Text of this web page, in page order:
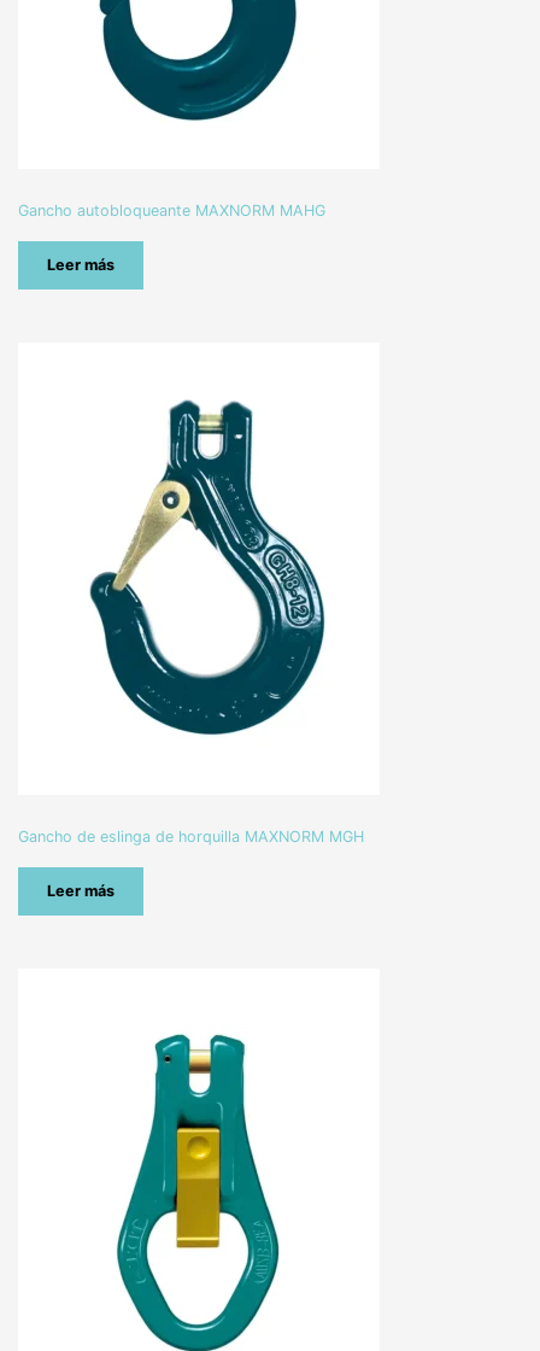
Gancho autobloqueante MAXNORM MAHG
Leer más
Gancho de eslinga de horquilla MAXNORM MGH
Leer más